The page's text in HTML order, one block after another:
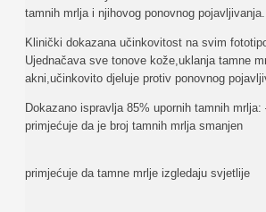
tamnih mrlja i njihovog ponovnog pojavljivanja.
Klinički dokazana učinkovitost na svim
Ujednačava sve tonove kože,uklanja tamne
akni,učinkovito djeluje protiv ponovnog
Dokazano ispravlja 85% upornih tamnih mrlja:
primjećuje da je broj tamnih mrlja smanjen
– 98%
primjećuje da tamne mrlje izgledaju svjetlije
– 98%